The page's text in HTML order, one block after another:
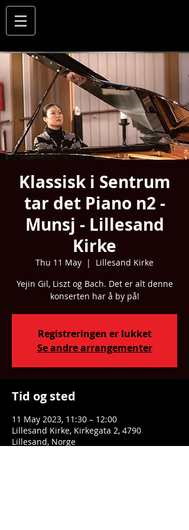
Klassisk i Sentrum
tar det Piano n2 -
Munsj - Lillesand
Kirke
Thu 11 May
  |
Lillesand Kirke
Yejin Gil, Liszt og Bach. Det er alt denne
konserten har å by på!
Registreringen er lukket
Se andre arrangementer
Tid og sted
11 May 2023, 11:30 – 12:00
Lillesand Kirke, Kirkegata 2, 4790
Lillesand, Norge